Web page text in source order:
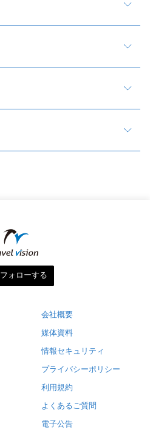
フォローする
会社概要
媒体資料
情報セキュリティ
プライバシーポリシー
利用規約
よくあるご質問
電子公告